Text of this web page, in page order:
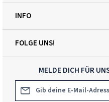
MELDE DICH FÜR
E-Mail-Adresse*
FOLGE UNS!
INFO